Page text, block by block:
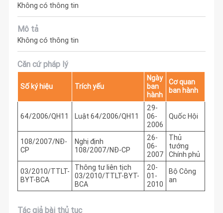
Không có thông tin
Mô tả
Không có thông tin
Căn cứ pháp lý
Số ký hiệu Trích yếu
Ngày
ban
hành
Cơ quan
ban hành
64/2006/QH11 Luật 64/2006/QH11
29-
06-
2006
Quốc Hội
108/2007/NĐ-
CP
Nghị định
108/2007/NĐ-CP
26-
06-
2007
Thủ
tướng
Chính phủ
03/2010/TTLT-
BYT-BCA
Thông tư liên tịch
03/2010/TTLT-BYT-
BCA
20-
01-
2010
Bộ Công
an
Tác giả bài thủ tục